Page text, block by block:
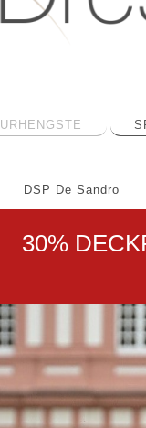
DSP De Sandro
30%